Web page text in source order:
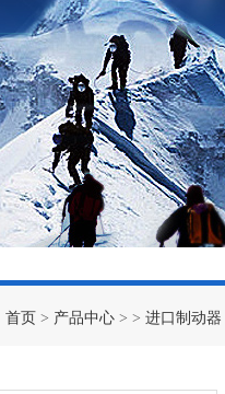
首页 > 产品中心 > > 进口制动器